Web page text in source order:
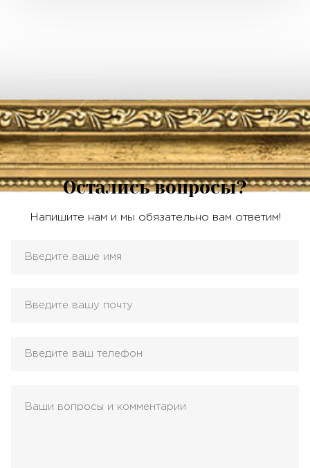
Остались вопросы?
Напишите нам и мы обязательно вам ответим!